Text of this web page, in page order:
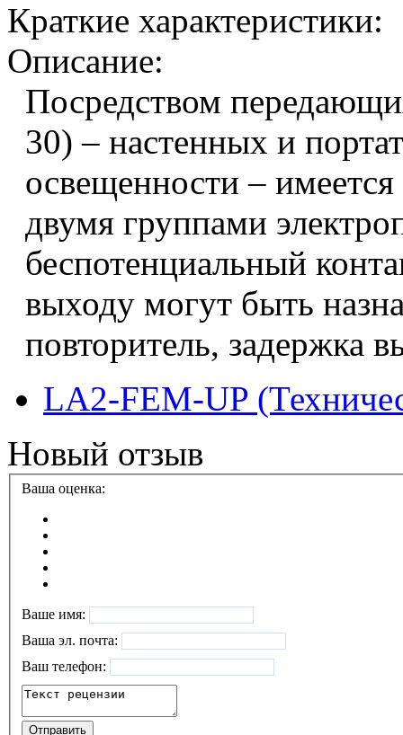
Краткие характеристики:
Описание:
Посредством
30) – настенных и
освещенности –
двумя группами
беспотенциальный
выходу могут быть
повторитель, задержка
LA2-FEM-UP
Новый отзыв
Ваша оценка:
Ваше имя:
Ваша эл. почта:
Ваш телефон: